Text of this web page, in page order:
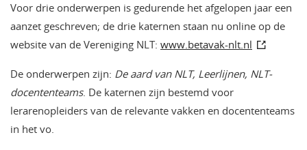
Voor drie onderwerpen is gedurende het afgelopen jaar een
aanzet geschreven; de drie katernen staan nu online op de
website van de Vereniging NLT: www.betavak-nlt.nl
De onderwerpen zijn: De aard van NLT, Leerlijnen, NLT-
docententeams. De katernen zijn bestemd voor
lerarenopleiders van de relevante vakken en docententeams
in het vo.